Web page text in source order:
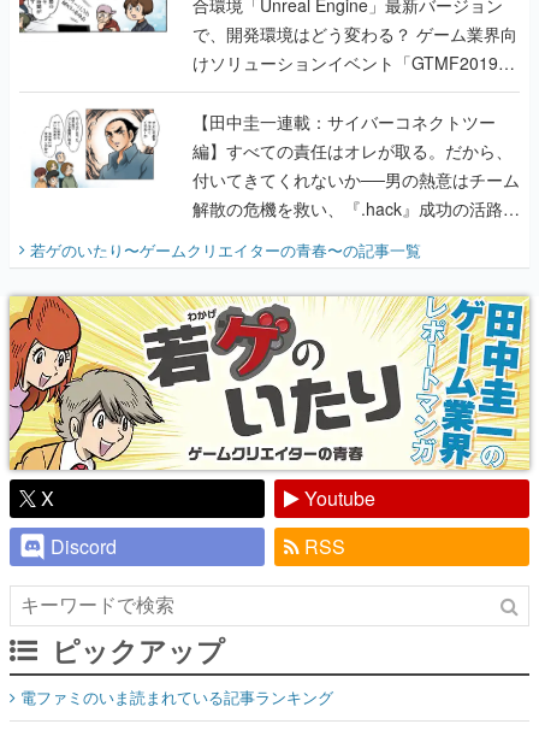
合環境「Unreal Engine」最新バージョン
で、開発環境はどう変わる？ ゲーム業界向
けソリューションイベント「GTMF2019」
に行って、より理解を深めよう【PR】
【田中圭一連載：サイバーコネクトツー
編】すべての責任はオレが取る。だから、
付いてきてくれないか──男の熱意はチーム
解散の危機を救い、『.hack』成功の活路を
開く。業界の快男児・松山 洋に流れる血は
『少年ジャンプ』色だった【若ゲのいた
り】
若ゲのいたり〜ゲームクリエイターの青春〜の記事一覧
X
Youtube
Discord
RSS
ピックアップ
電ファミのいま読まれている記事ランキング